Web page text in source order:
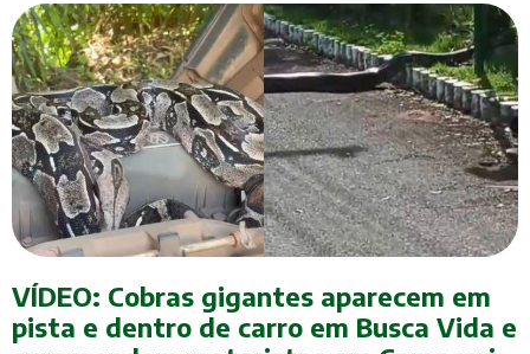
VÍDEO: Cobras gigantes aparecem em
pista e dentro de carro em Busca Vida e